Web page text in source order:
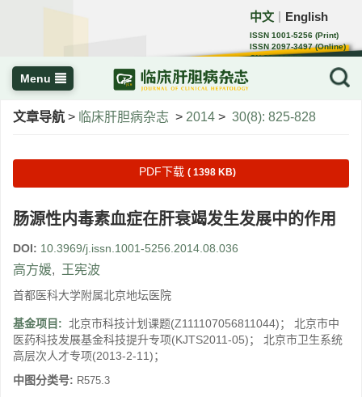
中文 English
ISSN 1001-5256 (Print)
ISSN 2097-3497 (Online)
CN 22-1108/R
Menu
文章导航 > 临床肝胆病杂志 > 2014 > 30(8): 825-828
PDF下载 ( 1398 KB)
肠源性内毒素血症在肝衰竭发生发展中的作用
DOI: 10.3969/j.issn.1001-5256.2014.08.036
高方媛, 王宪波
首都医科大学附属北京地坛医院
基金项目: 北京市科技计划课题(Z111107056811044)； 北京市中
医药科技发展基金科技提升专项(KJTS2011-05)； 北京市卫生系统
高层次人才专项(2013-2-11)；
中图分类号: R575.3